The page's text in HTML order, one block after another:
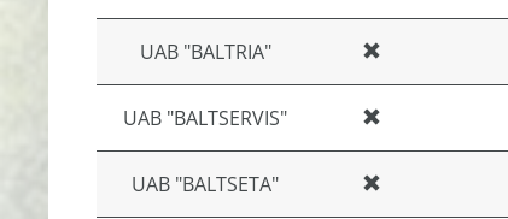
UAB "BALTRIA"
UAB "BALTSERVIS"
UAB "BALTSETA"